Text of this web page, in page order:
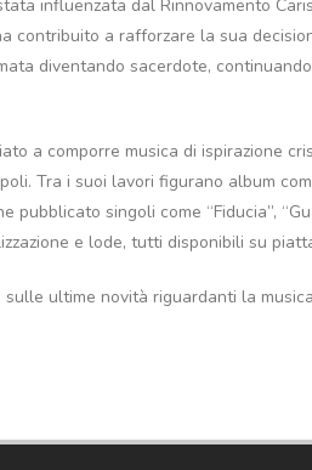
influenzata dal Rinnovamento
contribuito a rafforzare la sua
diventando sacerdote,
a comporre musica di ispirazione
Tra i suoi lavori figurano album
pubblicato singoli come “Fiducia”,
e lode, tutti disponibili su
ultime novità riguardanti la